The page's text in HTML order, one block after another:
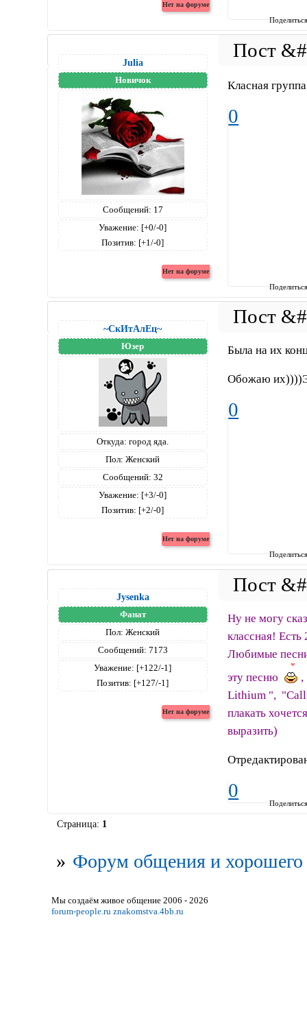
Julia
Новичок
Сообщений: 17
Уважение: [+0/-0]
Позитив: [+1/-0]
Класная
0
~СкИтАлЕц~
Юзер
Откуда: город яда.
Пол: Женский
Сообщений: 32
Уважение: [+3/-0]
Позитив: [+2/-0]
Была на их
Обожаю
0
Jysenka
Фанат
Пол: Женский
Сообщений: 7173
Уважение: [+122/-1]
Позитив: [+127/-1]
Ну не могу
классная!
Любимые
эту песню
,
Lithium ", "Call
плакать
выразить)
0
Страница: 1
» Форум общения и хорошего
Мы создаём живое общение 2006 - 2026
forum-people.ru znakomstva.4bb.ru